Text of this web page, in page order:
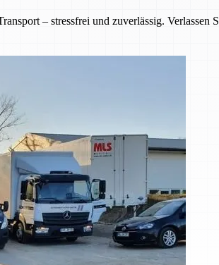
– stressfrei und zuverlässig. Verlassen